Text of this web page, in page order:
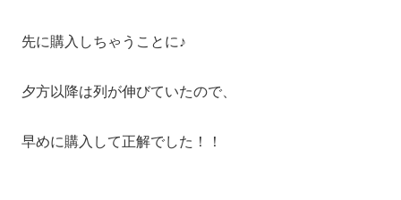
先に購入しちゃうことに♪
夕方以降は列が伸びていたので、
早めに購入して正解でした！！